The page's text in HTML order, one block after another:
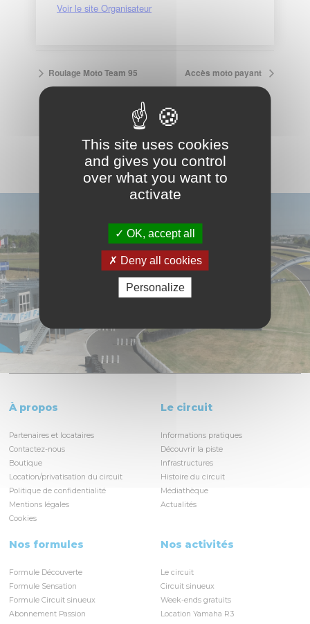
Voir le site Organisateur
Roulage Moto Team 95 Accès moto payant
VOIR LE CALENDRIER COMPLET
À propos
Partenaires et locataires
Contactez-nous
Boutique
Location/privatisation du circuit
Politique de confidentialité
Mentions légales
Cookies
Le circuit
Informations pratiques
Découvrir la piste
Infrastructures
Histoire du circuit
Médiathèque
Actualités
Nos formules
Formule Découverte
Formule Sensation
Formule Circuit sinueux
Abonnement Passion
Nos activités
Le circuit
Circuit sinueux
Week-ends gratuits
Location Yamaha R3
This site uses cookies
and gives you control
over what you want to
activate
OK, accept all
Deny all cookies
Personalize